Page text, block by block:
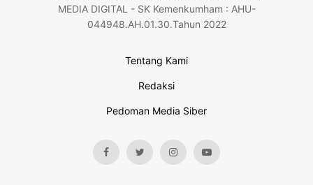
MEDIA DIGITAL - SK Kemenkumham : AHU-
044948.AH.01.30.Tahun 2022
Tentang Kami
Redaksi
Pedoman Media Siber